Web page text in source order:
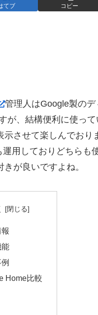
てブ コピー
管理人はGoogle製の
が、結構便利に使って
させて楽しんでおり
用しておりどちらも
が良いですよね。
能
Home比較